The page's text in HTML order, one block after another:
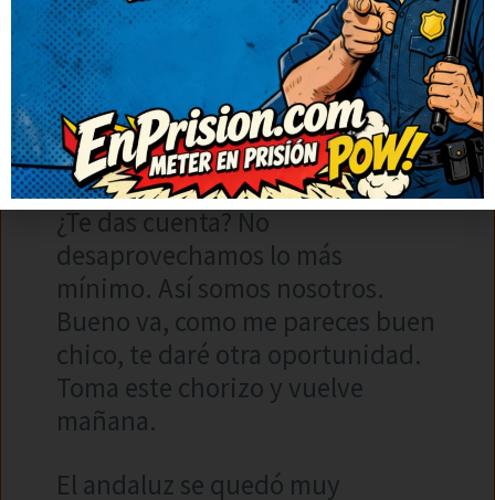
dos, nos comemos una mitad y el
resto la repartimos entre la
familia. Luego las semillas las
vendemos en el mercado y, si nos
sobran, las sembramos en
nuestra masía.
¿Te das cuenta? No
desaprovechamos lo más
mínimo. Así somos nosotros.
Bueno va, como me pareces buen
chico, te daré otra oportunidad.
Toma este chorizo y vuelve
mañana.
El andaluz se quedó muy